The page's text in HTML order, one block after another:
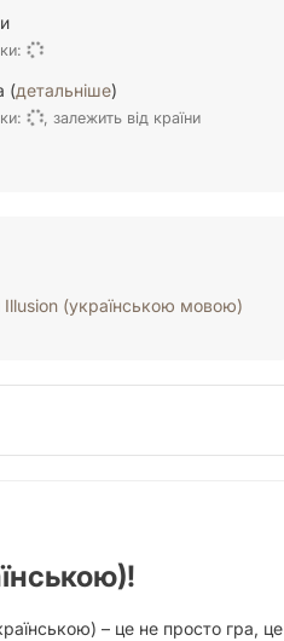
(детальніше)
, залежить від країни
Illusion (українською мовою)
– це не просто гра, це